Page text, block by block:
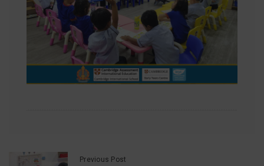
Previous Post